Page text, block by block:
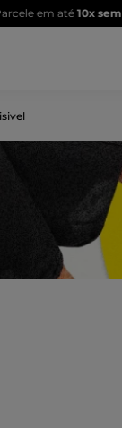
a partir de R$250,00